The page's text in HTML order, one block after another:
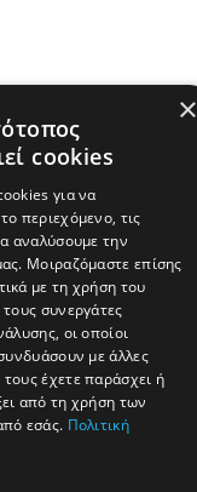
×
cookies
για να
περιεχόμενο, τις
αναλύσουμε την
Μοιραζόμαστε επίσης
με τη χρήση του
συνεργάτες
οι οποίοι
με άλλες
έχετε παράσχει ή
από τη χρήση των
εσάς. Πολιτική